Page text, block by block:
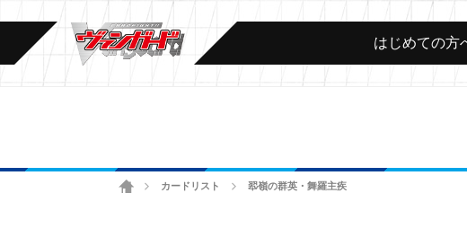
はじめての方
ホームカードリスト 翆嶺の群英・舞羅主疾